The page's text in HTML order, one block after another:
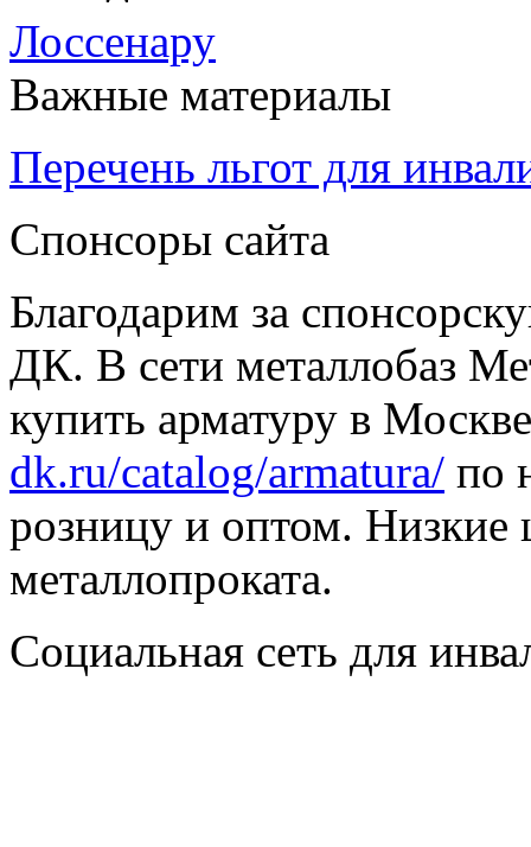
Лоссенару
Важные материалы
Перечень льгот для
Спонсоры сайта
Благодарим за
ДК. В сети металлобаз
купить арматуру в
dk.ru/catalog/armatura/ по
розницу и оптом. Низкие
металлопроката.
Социальная сеть для